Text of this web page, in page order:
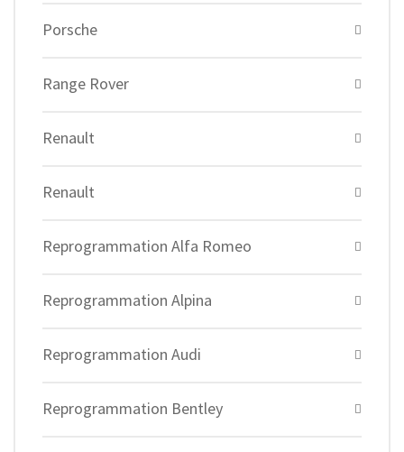
Porsche
Range Rover
Renault
Renault
Reprogrammation Alfa Romeo
Reprogrammation Alpina
Reprogrammation Audi
Reprogrammation Bentley